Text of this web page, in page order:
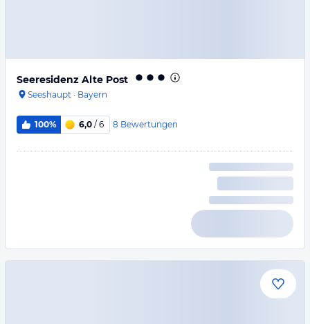
Seeresidenz Alte Post
Seeshaupt · Bayern
100% 6,0 / 6 8 Bewertungen